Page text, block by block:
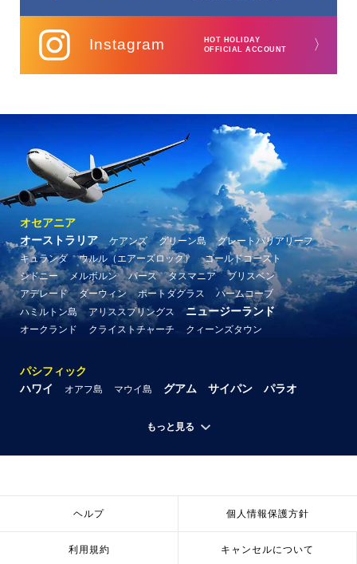
Instagram
HOT HOLIDAY
OFFICIAL ACCOUNT
〉
オセアニア
オーストラリア
ケアンズ グリーン島
グレートバリアリーフ
キュランダ
ウルル（エアーズロック）
ゴールドコースト
シドニー
メルボルン パース タスマニア
ブリスベン
アデレード
ダーウィン ポートダグラス
パームコーブ
ハミルトン島
アリススプリングス ニュージーランド
オークランド クライストチャーチ クィーンズタウン
パシフィック
ハワイ
オアフ島 マウイ島 グアム サイパン パラオ
もっと見る
ヘルプ 個人情報保護方針
利用規約 キャンセルについて